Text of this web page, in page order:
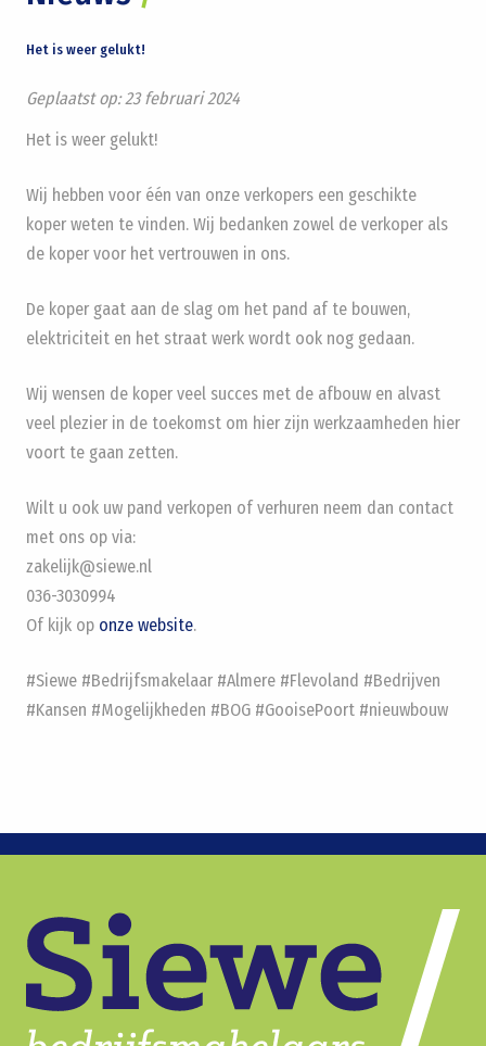
Het is weer gelukt!
Geplaatst op:23 februari 2024
Het is weer gelukt!
Wij hebben voor één van onze verkopers een geschikte
koper weten te vinden. Wij bedanken zowel de verkoper als
de koper voor het vertrouwen in ons.
De koper gaat aan de slag om het pand af te bouwen,
elektriciteit en het straat werk wordt ook nog gedaan.
Wij wensen de koper veel succes met de afbouw en alvast
veel plezier in de toekomst om hier zijn werkzaamheden hier
voort te gaan zetten.
Wilt u ook uw pand verkopen of verhuren neem dan contact
met ons op via:
zakelijk@siewe.nl
036-3030994
Of kijk op onze website.
#Siewe #Bedrijfsmakelaar #Almere #Flevoland #Bedrijven
#Kansen #Mogelijkheden #BOG #GooisePoort #nieuwbouw